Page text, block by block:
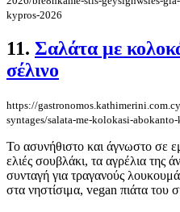
kypros-2026
11. Σαλάτα με
σέλινο
https://
syntages/salata-me-kolokasi-
Το ασυνήθιστο και άγνωστο σε
ελιές σουβλάκι, τα αγρέλια της
συνταγή για τραγανούς
στα νηστίσιμα, vegan πιάτα του